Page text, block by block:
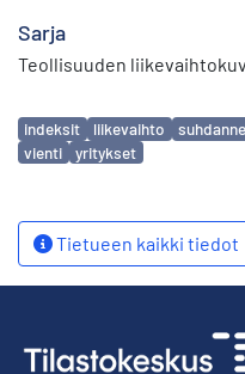
Sarja
Teollisuuden
Avainsanat
indeksit liikevaihto
vienti
yritykset
Tietueen kaikki tiedot